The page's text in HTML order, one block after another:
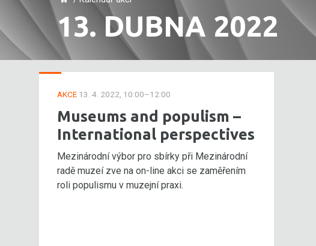
13. DUBNA 2022
AKCE 13. 4. 2022, 10:00–12:00
Museums and populism –
International perspectives
Mezinárodní výbor pro sbírky při Mezinárodní
radě muzeí zve na on-line akci se zaměřením
roli populismu v muzejní praxi.